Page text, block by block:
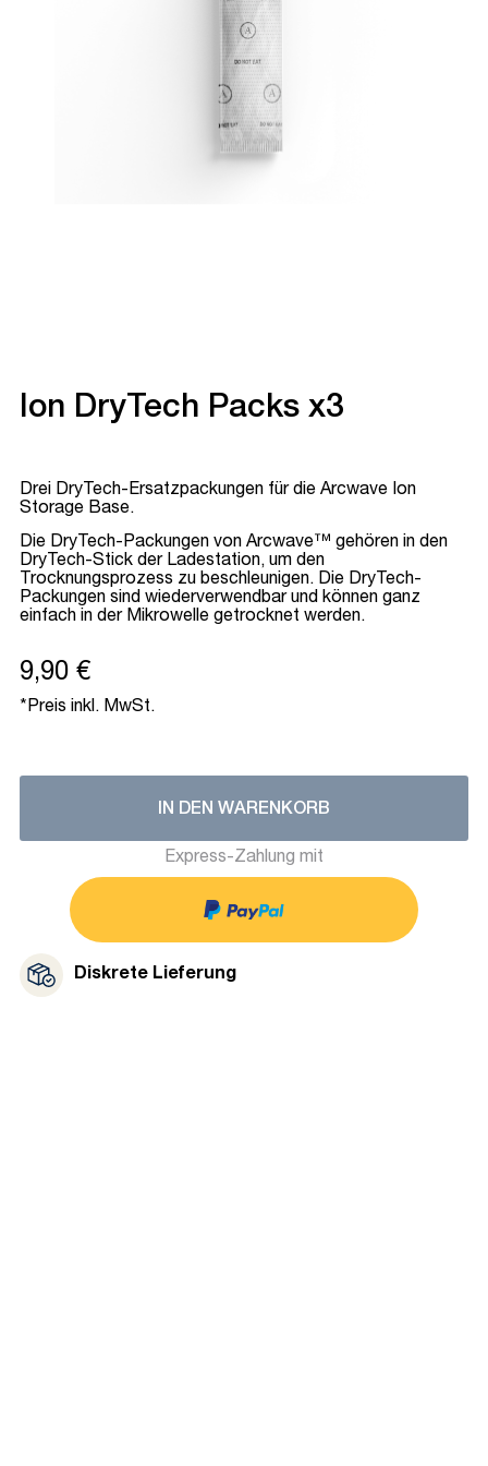
Ion DryTech Packs x3
Drei DryTech-Ersatzpackungen für die Arcwave Ion
Storage Base.
Die DryTech-Packungen von Arcwave™ gehören in den
DryTech-Stick der Ladestation, um den
Trocknungsprozess zu beschleunigen. Die DryTech-
Packungen sind wiederverwendbar und können ganz
einfach in der Mikrowelle getrocknet werden.
9,90 €
*Preis inkl. MwSt.
IN DEN WARENKORB
Express-Zahlung mit
Diskrete Lieferung